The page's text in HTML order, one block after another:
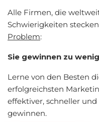
Alle Firmen, die
Schwierigkeiten
Problem:
Sie gewinnen zu
Lerne von den Besten
erfolgreichsten
effektiver, schneller
gewinnen.